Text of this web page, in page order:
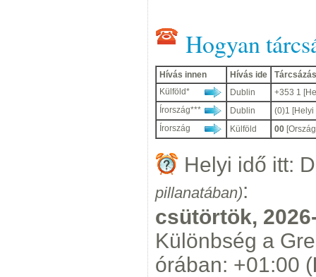
Hogyan
Hívás innen Hívás ide
Külföld*
Dublin
+353 1
Írország***
Dublin
(0)1 [Helyi
Írország
Külföld 00
Helyi idő itt:
pillanatában):
csütörtök,
Különbség a
órában: +01:00 (